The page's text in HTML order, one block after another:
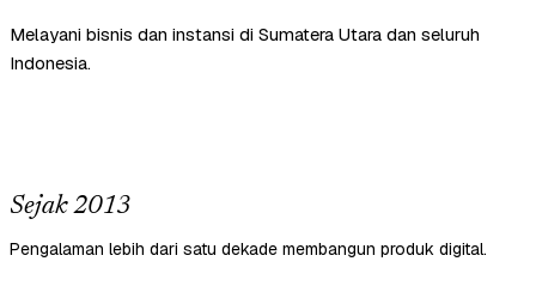
Melayani bisnis dan instansi di Sumatera Utara dan seluruh
Indonesia.
Sejak 2013
Pengalaman lebih dari satu dekade membangun produk digital.